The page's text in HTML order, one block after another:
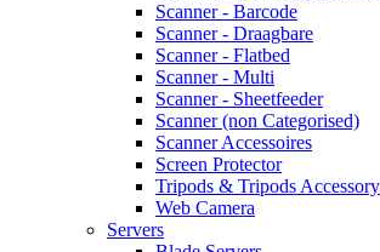
Scanner - Barcode
Scanner - Draagbare
Scanner - Flatbed
Scanner - Multi
Scanner - Sheetfeeder
Scanner (non Categorised)
Scanner Accessoires
Screen Protector
Tripods & Tripods Accessory
Web Camera
Servers